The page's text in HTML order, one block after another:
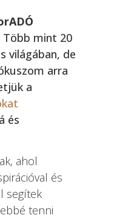
Több mint 20
világában, de
arra
a
és
ahol
és
segítek
tenni